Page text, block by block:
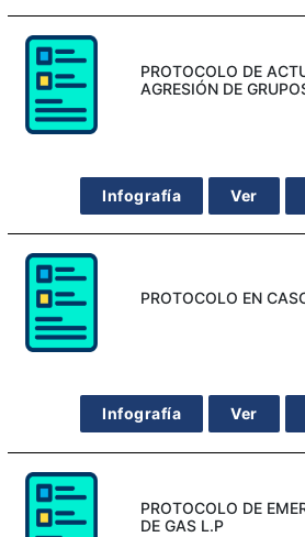
PROTOCOLO DE
AGRESIÓN DE
Infografía Ver
PROTOCOLO EN
Infografía Ver
PROTOCOLO DE
DE GAS L.P